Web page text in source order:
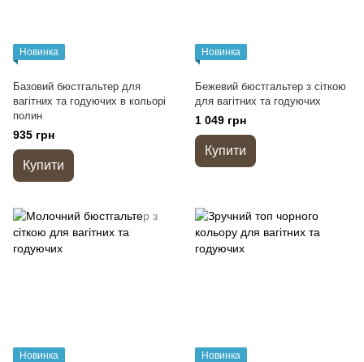
Новинка
Базовий бюстгальтер для
вагітних та годуючих в кольорі
полин
935 грн
Купити
Новинка
Бежевий бюстгальтер з сіткою
для вагітних та годуючих
1 049 грн
Купити
Новинка Новинка